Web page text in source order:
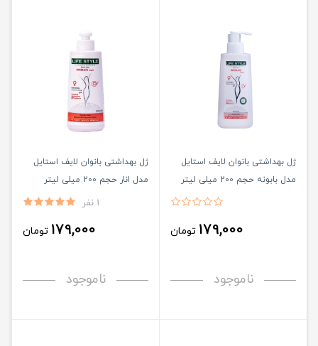
ژل بهداشتی بانوان لایف استایل
مدل بابونه حجم 200 میلی لیتر
179,000 تومان
ناموجود
ژل بهداشتی بانوان لایف استایل
مدل انار حجم 200 میلی لیتر
1 نفر
179,000 تومان
ناموجود